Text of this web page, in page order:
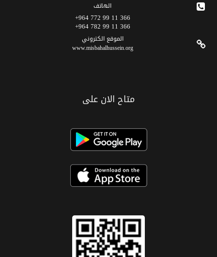
الهاتف
366 11 99 772 964+
366 11 99 782 964+
الموقع الکتروني
www.misbahalhussein.org
متاح الان على